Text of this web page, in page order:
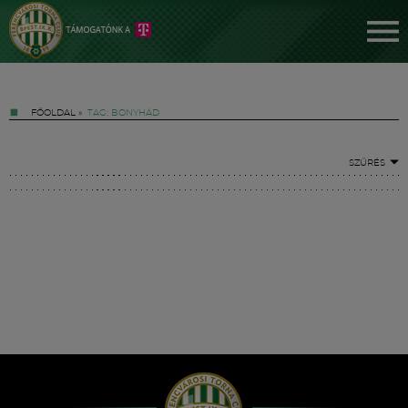
FŐOLDAL » TAG: BONYHÁD
SZŰRÉS
Hírek